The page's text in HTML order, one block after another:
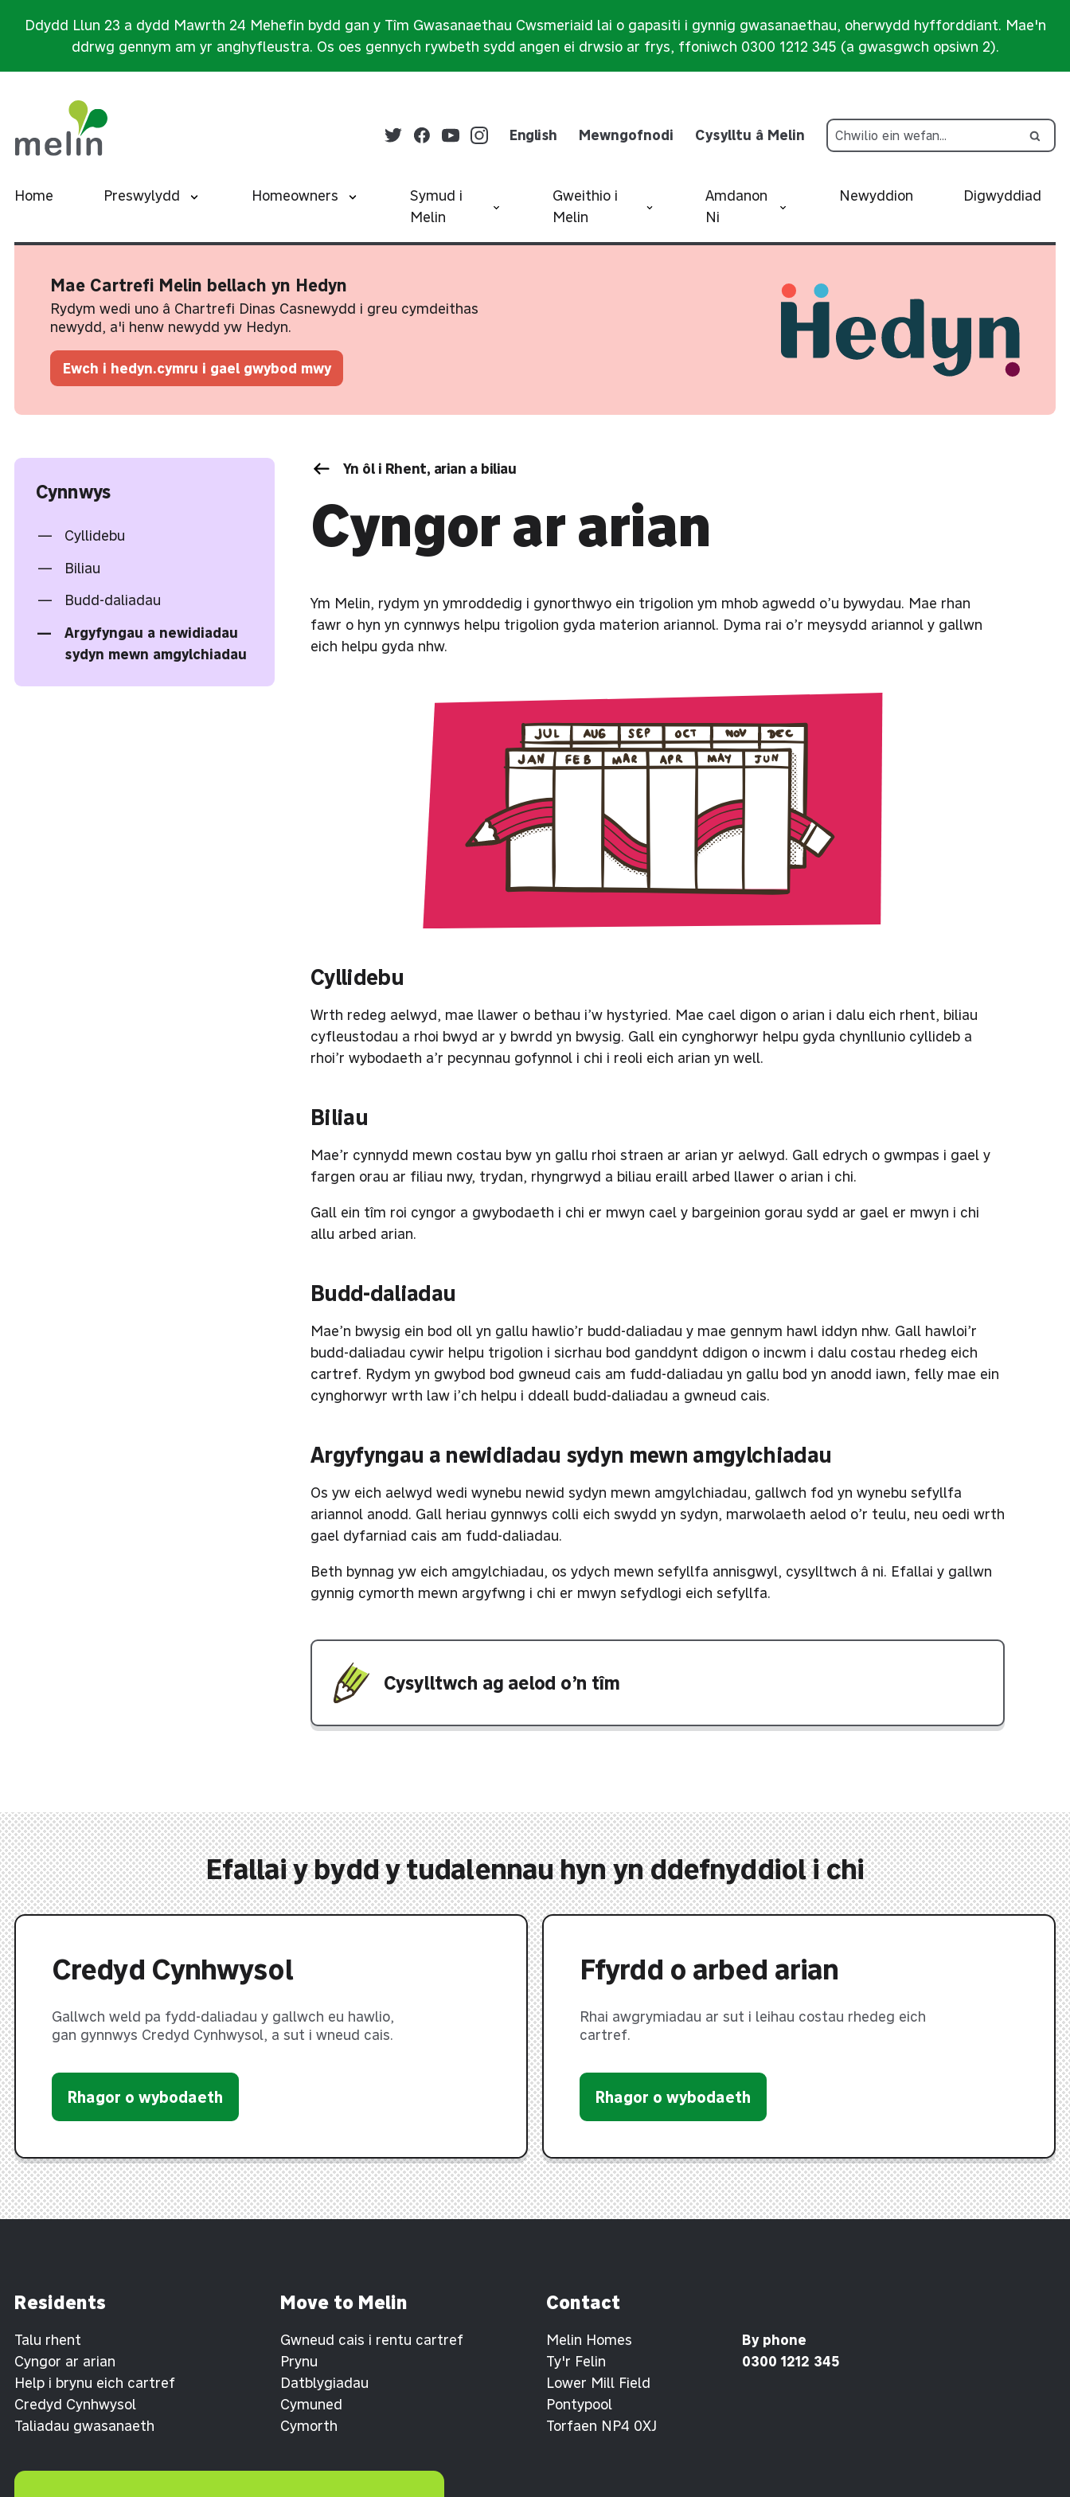
Ddydd Llun 23 a dydd Mawrth 24 Mehefin bydd gan y Tîm Gwasanaethau Cwsmeriaid lai o gapasiti i gynnig gwasanaethau, oherwydd hyfforddiant. Mae'n
ddrwg gennym am yr anghyfleustra. Os oes gennych rywbeth sydd angen ei drwsio ar frys, ffoniwch 0300 1212 345 (a gwasgwch opsiwn 2).
English Mewngofnodi Cysylltu â Melin
Home Preswylydd Homeowners
Symud i
Melin
Gweithio i
Melin
Amdanon
Ni
Newyddion Digwyddiad
Mae Cartrefi Melin bellach yn Hedyn
Rydym wedi uno â Chartrefi Dinas Casnewydd i greu cymdeithas
newydd, a'i henw newydd yw Hedyn.
Ewch i hedyn.cymru i gael gwybod mwy
Cynnwys
Cyllidebu
Biliau
Budd-daliadau
Argyfyngau a newidiadau
sydyn mewn amgylchiadau
Yn ôl i Rhent, arian a biliau
Cyngor ar arian
Ym Melin, rydym yn ymroddedig i gynorthwyo ein trigolion ym mhob agwedd o’u bywydau. Mae rhan
fawr o hyn yn cynnwys helpu trigolion gyda materion ariannol. Dyma rai o’r meysydd ariannol y gallwn
eich helpu gyda nhw.
Cyllidebu
Wrth redeg aelwyd, mae llawer o bethau i’w hystyried. Mae cael digon o arian i dalu eich rhent, biliau
cyfleustodau a rhoi bwyd ar y bwrdd yn bwysig. Gall ein cynghorwyr helpu gyda chynllunio cyllideb a
rhoi’r wybodaeth a’r pecynnau gofynnol i chi i reoli eich arian yn well.
Biliau
Mae’r cynnydd mewn costau byw yn gallu rhoi straen ar arian yr aelwyd. Gall edrych o gwmpas i gael y
fargen orau ar filiau nwy, trydan, rhyngrwyd a biliau eraill arbed llawer o arian i chi.
Gall ein tîm roi cyngor a gwybodaeth i chi er mwyn cael y bargeinion gorau sydd ar gael er mwyn i chi
allu arbed arian.
Budd-daliadau
Mae’n bwysig ein bod oll yn gallu hawlio’r budd-daliadau y mae gennym hawl iddyn nhw. Gall hawloi’r
budd-daliadau cywir helpu trigolion i sicrhau bod ganddynt ddigon o incwm i dalu costau rhedeg eich
cartref. Rydym yn gwybod bod gwneud cais am fudd-daliadau yn gallu bod yn anodd iawn, felly mae ein
cynghorwyr wrth law i’ch helpu i ddeall budd-daliadau a gwneud cais.
Argyfyngau a newidiadau sydyn mewn amgylchiadau
Os yw eich aelwyd wedi wynebu newid sydyn mewn amgylchiadau, gallwch fod yn wynebu sefyllfa
ariannol anodd. Gall heriau gynnwys colli eich swydd yn sydyn, marwolaeth aelod o’r teulu, neu oedi wrth
gael dyfarniad cais am fudd-daliadau.
Beth bynnag yw eich amgylchiadau, os ydych mewn sefyllfa annisgwyl, cysylltwch â ni. Efallai y gallwn
gynnig cymorth mewn argyfwng i chi er mwyn sefydlogi eich sefyllfa.
Cysylltwch ag aelod o’n tîm
Efallai y bydd y tudalennau hyn yn ddefnyddiol i chi
Credyd Cynhwysol
Gallwch weld pa fydd-daliadau y gallwch eu hawlio,
gan gynnwys Credyd Cynhwysol, a sut i wneud cais.
Rhagor o wybodaeth
Ffyrdd o arbed arian
Rhai awgrymiadau ar sut i leihau costau rhedeg eich
cartref.
Rhagor o wybodaeth
Residents
Talu rhent
Cyngor ar arian
Help i brynu eich cartref
Credyd Cynhwysol
Taliadau gwasanaeth
Move to Melin
Gwneud cais i rentu cartref
Prynu
Datblygiadau
Cymuned
Cymorth
Contact
Melin Homes
Ty'r Felin
Lower Mill Field
Pontypool
Torfaen NP4 0XJ
By phone
0300 1212 345